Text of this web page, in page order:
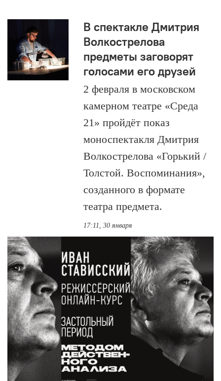
В спектакле Дмитрия
Волкострелова
предметы заговорят
голосами его друзей
2 февраля в московском
камерном театре «Среда
21» пройдёт показ
моноспектакля Дмитрия
Волкострелова «Горький /
Толстой. Воспоминания»,
созданного в формате
театра предмета.
17:11, 30 января